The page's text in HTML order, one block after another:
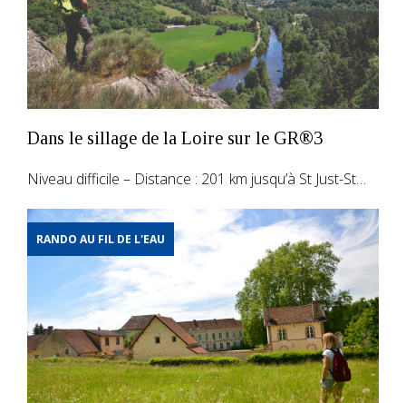
Dans le sillage de la Loire sur le GR®3
Niveau difficile – Distance : 201 km jusqu’à St Just-St…
RANDO AU FIL DE L'EAU